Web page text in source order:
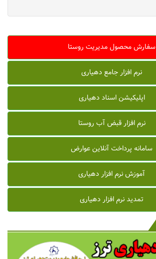
سفارش محصول مدیریت روستا
نرم افزار جامع دهیاری
اپلیکیشن اسناد دهیاری
نرم افزار قبض آب روستا
سامانه پرداخت آنلاین عوارض
آموزش نرم افزار دهیاری
تمدید نرم افزار دهیاری